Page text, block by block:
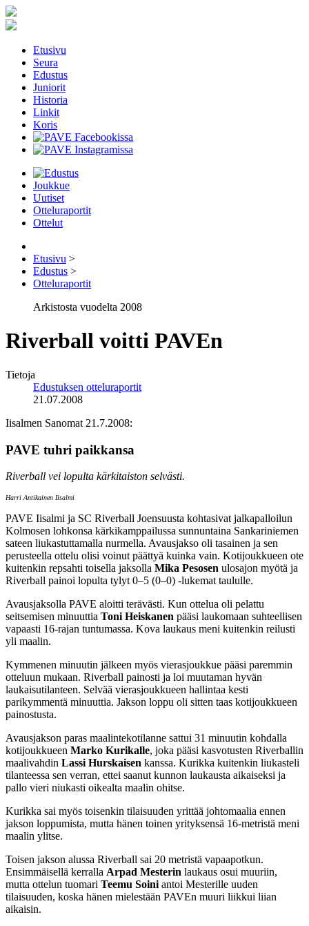
Etusivu
Seura
Edustus
Juniorit
Historia
Linkit
Koris
Joukkue
Uutiset
Otteluraportit
Ottelut
Etusivu >
Edustus >
Otteluraportit
Arkistosta vuodelta 2008
Riverball voitti PAVEn
Tietoja
Edustuksen otteluraportit
21.07.2008
Iisalmen Sanomat 21.7.2008:
PAVE tuhri paikkansa
Riverball vei lopulta kärkitaiston selvästi.
Harri Antikainen Iisalmi
PAVE Iisalmi ja SC Riverball Joensuusta kohtasivat jalkapalloilun
Kolmosen lohkonsa kärkikamppailussa sunnuntaina Sankariniemen
sateen liukastuttamalla nurmella. Avausjakso oli tasainen ja sen
perusteella ottelu olisi voinut päättyä kuinka vain. Kotijoukkueen ote
kuitenkin repsahti toisella jaksolla Mika Pesosen ulosajon myötä ja
Riverball painoi lopulta tylyt 0–5 (0–0) -lukemat taululle.
Avausjaksolla PAVE aloitti terävästi. Kun ottelua oli pelattu
seitsemisen minuuttia Toni Heiskanen pääsi laukomaan suhteellisen
vapaasti 16-rajan tuntumassa. Kova laukaus meni kuitenkin reilusti
yli maalin.
Kymmenen minuutin jälkeen myös vierasjoukkue pääsi paremmin
otteluun mukaan. Riverball painosti ja loi muutaman hyvän
laukaisutilanteen. Selvää vierasjoukkueen hallintaa kesti
parikymmentä minuuttia. Jakson loppu oli sitten taas kotijoukkueen
painostusta.
Avausjakson paras maalintekotilanne sattui 31 minuutin kohdalla
kotijoukkueen Marko Kurikalle, joka pääsi kasvotusten Riverballin
maalivahdin Lassi Hurskaisen kanssa. Kurikka kuitenkin liukasteli
tilanteessa sen verran, ettei saanut kunnon laukausta aikaiseksi ja
pallo vieri niukasti oikealta maalin ohitse.
Kurikka sai myös toisenkin tilaisuuden yrittää johtomaalia ennen
jakson loppumista, mutta hänen toinen yrityksensä 16-metristä meni
maalin ylitse.
Toisen jakson alussa Riverball sai 20 metristä vapaapotkun.
Ensimmäisellä kerralla Arpad Mesterin laukaus osui muuriin,
mutta ottelun tuomari Teemu Soini antoi Mesterille uuden
tilaisuuden, koska hänen mielestään PAVEn muuri liikkui liian
aikaisin.